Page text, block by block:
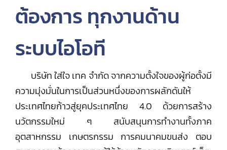
ต้องการ ทุกงานด้าน
ระบบไอโอที
บริษัท ใส่ใจ เทค จำกัด จากความตั้งใจของผู้ก่อตั้งมี
ความมุ่งมั่นในการเป็นส่วนหนึ่งของการผลักดันให้
ประเทศไทยก้าวสู่ยุคประเทศไทย 4.0 ด้วยการสร้าง
นวัตกรรมใหม่ ๆ สนับสนุนการทำงานทั้งภาค
อุตสาหกรรม เกษตรกรรม การคมนาคมขนส่ง ตอบ